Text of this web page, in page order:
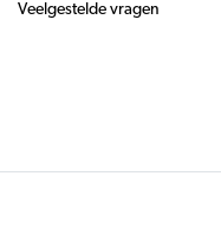
Veelgestelde vragen